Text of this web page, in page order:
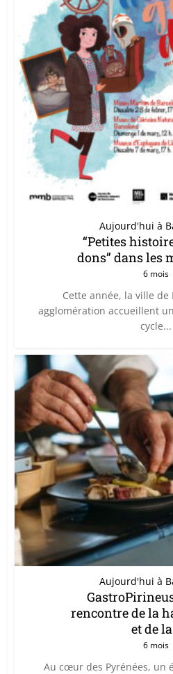
Aujourd'hui à
“Petites
dons” dans les
6 mois
Cette année, la ville de
agglomération accueillent
cycle...
Aujourd'hui à
rencontre de la
et de
6 mois
Au cœur des Pyrénées, un